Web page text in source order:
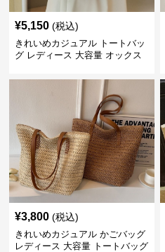
¥5,150 (税込)
きれいめカジュアル トートバッ
グ レディース 大容量 オックス
繍デザイン 肩掛け おしゃれ
¥3,800 (税込)
きれいめカジュアル かごバッグ
レディース 大容量 トートバッグ